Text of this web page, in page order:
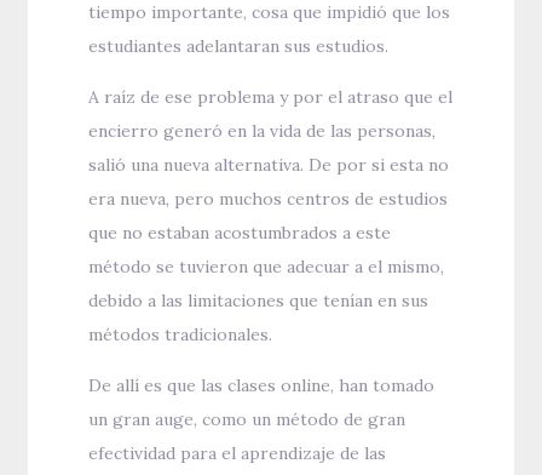
tiempo importante, cosa que impidió que los
estudiantes adelantaran sus estudios.
A raíz de ese problema y por el atraso que el
encierro generó en la vida de las personas,
salió una nueva alternativa. De por si esta no
era nueva, pero muchos centros de estudios
que no estaban acostumbrados a este
método se tuvieron que adecuar a el mismo,
debido a las limitaciones que tenían en sus
métodos tradicionales.
De allí es que las clases online, han tomado
un gran auge, como un método de gran
efectividad para el aprendizaje de las